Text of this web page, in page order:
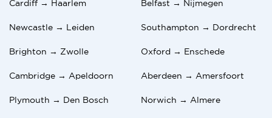
Cardiff → Haarlem Belfast → Nijmegen
Newcastle → Leiden Southampton → Dordrecht
Brighton → Zwolle Oxford → Enschede
Cambridge → Apeldoorn Aberdeen → Amersfoort
Plymouth → Den Bosch Norwich → Almere